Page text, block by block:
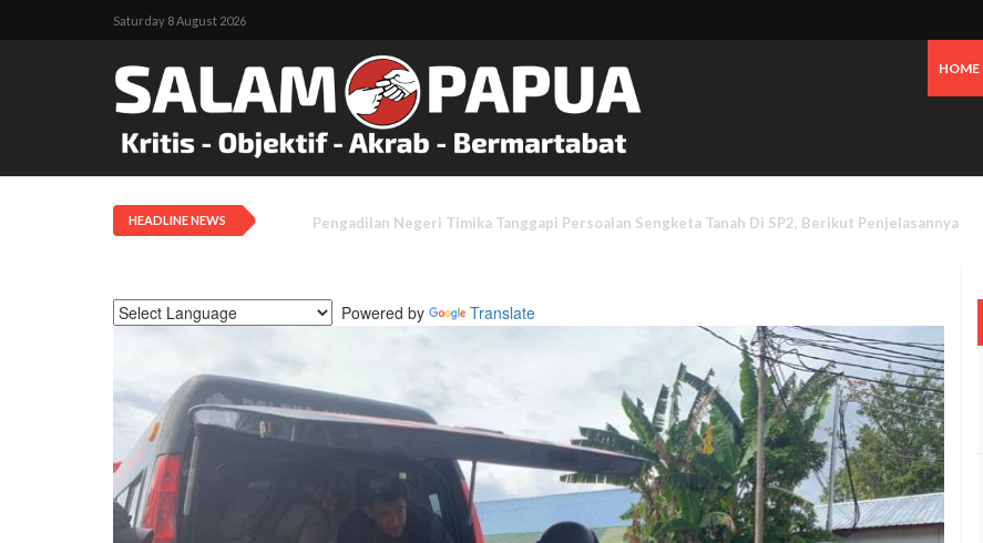
Saturday 8 August 2026
HOME
HEADLINE NEWS Tanah Adat Diklaim Milik Oknum Dan Pemerintah, Warga OAP Blokade Jalan Cenderawasih Timika
Powered by Translate